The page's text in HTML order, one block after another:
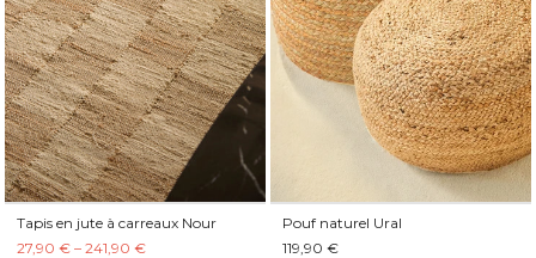
Tapis en jute à carreaux Nour
27,90 € – 241,90 €
Pouf naturel Ural
119,90 €